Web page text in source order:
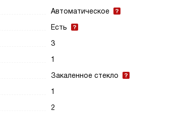
Автоматическое
Есть
3
1
Закаленное стекло
1
2